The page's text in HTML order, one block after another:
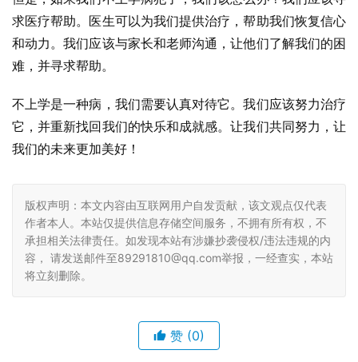
求医疗帮助。医生可以为我们提供治疗，帮助我们恢复信心
和动力。我们应该与家长和老师沟通，让他们了解我们的困
难，并寻求帮助。
不上学是一种病，我们需要认真对待它。我们应该努力治疗
它，并重新找回我们的快乐和成就感。让我们共同努力，让
我们的未来更加美好！
版权声明：本文内容由互联网用户自发贡献，该文观点仅代表
作者本人。本站仅提供信息存储空间服务，不拥有所有权，不
承担相关法律责任。如发现本站有涉嫌抄袭侵权/违法违规的内
容， 请发送邮件至89291810@qq.com举报，一经查实，本站
将立刻删除。
赞 (0)